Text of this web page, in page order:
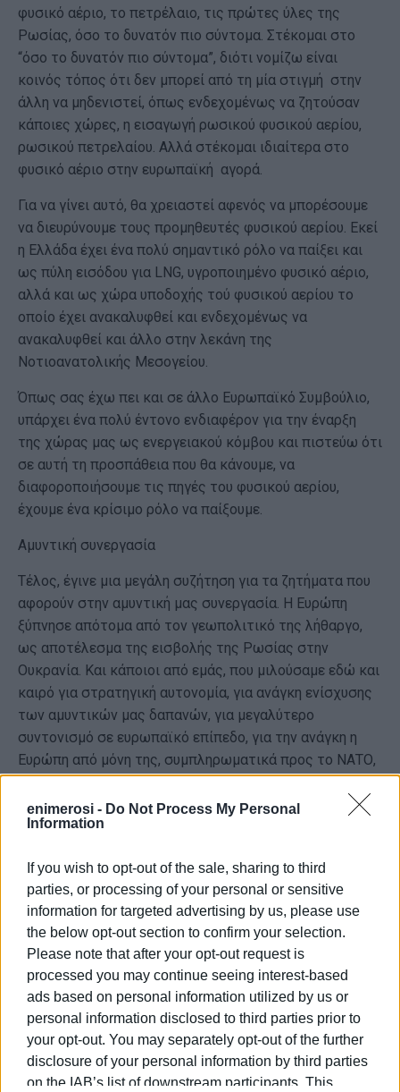
enimerosi - Do Not Process My Personal
Information
If you wish to opt-out of the sale, sharing to third
parties, or processing of your personal or sensitive
information for targeted advertising by us, please use
the below opt-out section to confirm your selection.
Please note that after your opt-out request is
processed you may continue seeing interest-based
ads based on personal information utilized by us or
personal information disclosed to third parties prior to
your opt-out. You may separately opt-out of the further
disclosure of your personal information by third parties
on the IAB’s list of downstream participants. This
φυσικό αέριο, το πετρέλαιο, τις πρώτες ύλες της
Ρωσίας, όσο το δυνατόν πιο σύντομα. Στέκομαι στο
“όσο το δυνατόν πιο σύντομα”, διότι νομίζω είναι
κοινός τόπος ότι δεν μπορεί από τη μία στιγμή στην
άλλη να μηδενιστεί, όπως ενδεχομένως να ζητούσαν
κάποιες χώρες, η εισαγωγή ρωσικού φυσικού αερίου,
ρωσικού πετρελαίου. Αλλά στέκομαι ιδιαίτερα στο
φυσικό αέριο στην ευρωπαϊκή αγορά.
Για να γίνει αυτό, θα χρειαστεί αφενός να μπορέσουμε
να διευρύνουμε τους προμηθευτές φυσικού αερίου. Εκεί
η Ελλάδα έχει ένα πολύ σημαντικό ρόλο να παίξει και
ως πύλη εισόδου για LNG, υγροποιημένο φυσικό αέριο,
αλλά και ως χώρα υποδοχής τού φυσικού αερίου το
οποίο έχει ανακαλυφθεί και ενδεχομένως να
ανακαλυφθεί και άλλο στην λεκάνη της
Νοτιοανατολικής Μεσογείου.
Όπως σας έχω πει και σε άλλο Ευρωπαϊκό Συμβούλιο,
υπάρχει ένα πολύ έντονο ενδιαφέρον για την έναρξη
της χώρας μας ως ενεργειακού κόμβου και πιστεύω ότι
σε αυτή τη προσπάθεια που θα κάνουμε, να
διαφοροποιήσουμε τις πηγές του φυσικού αερίου,
έχουμε ένα κρίσιμο ρόλο να παίξουμε.
Αμυντική συνεργασία
Τέλος, έγινε μια μεγάλη συζήτηση για τα ζητήματα που
αφορούν στην αμυντική μας συνεργασία. Η Ευρώπη
ξύπνησε απότομα από τον γεωπολιτικό της λήθαργο,
ως αποτέλεσμα της εισβολής της Ρωσίας στην
Ουκρανία. Και κάποιοι από εμάς, που μιλούσαμε εδώ και
καιρό για στρατηγική αυτονομία, για ανάγκη ενίσχυσης
των αμυντικών μας δαπανών, για μεγαλύτερο
συντονισμό σε ευρωπαϊκό επίπεδο, για την ανάγκη η
Ευρώπη από μόνη της, συμπληρωματικά προς το ΝΑΤΟ,
να μπορεί να έχει τη δυνατότητα να υπερασπίζεται τα
εθνικά, υπερεθνικά γεωπολιτικά της συμφέροντα.
Ήμασταν λίγοι αυτοί που τα λέγαμε πριν από κάποιους
περισσότεροι και πολλές ευρωπαϊκές χώρες πια
δεσμεύονται ότι θα αυξήσουν τους προϋπολογισμούς
τους.
Κάποιες χώρες λένε ότι θα φτάσουν πιο γρήγορα στο
2% -όσες είναι μέλη του ΝΑΤΟ- σε σχέση με το τι είχαν
προγραμματίσει. Η Γερμανία κάνει μια τεράστια στροφή
στην πολιτική της, ουσιαστικά ακυρώνοντας μια
πολιτική που έχει τις ρίζες της στον Β’ Παγκόσμιο
Πόλεμο, ενισχύοντας σημαντικά τις αμυντικές της
δυνατότητες.